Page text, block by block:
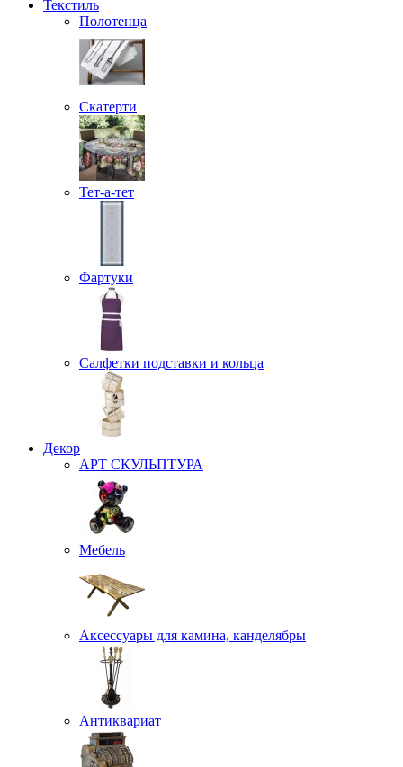
Текстиль
Полотенца
Скатерти
Тет-а-тет
Фартуки
Салфетки подставки и кольца
Декор
АРТ СКУЛЬПТУРА
Мебель
Аксессуары для камина, канделябры
Антиквариат